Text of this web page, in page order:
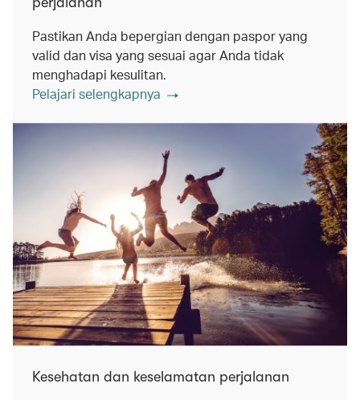
Pastikan Anda bepergian dengan paspor yang
valid dan visa yang sesuai agar Anda tidak
menghadapi kesulitan.
Pelajari selengkapnya
Kesehatan dan keselamatan perjalanan